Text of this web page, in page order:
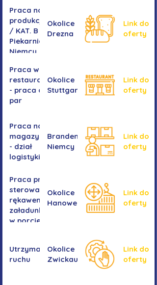
Praca na
produkcji
/ KAT. B -
Piekarnia
Niemcy
Okolice
Drezna
Link do
oferty
Praca w
restauracji
- praca dla
par
Okolice
Stuttgartu
Link do
oferty
Praca na
magazynie
- dział
logistyki
Brandenburgia,
Niemcy
Link do
oferty
Praca przy
sterowaniu
rękawem
załadunkowym
w porcie
Okolice
Hanower
Link do
oferty
Utrzymanie
ruchu
Okolice
Zwickau
Link do
oferty